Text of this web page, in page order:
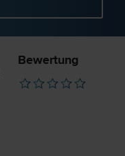
Bewertung